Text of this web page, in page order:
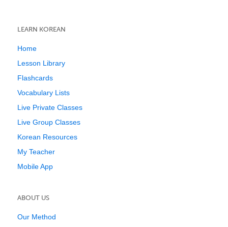
LEARN KOREAN
Home
Lesson Library
Flashcards
Vocabulary Lists
Live Private Classes
Live Group Classes
Korean Resources
My Teacher
Mobile App
ABOUT US
Our Method